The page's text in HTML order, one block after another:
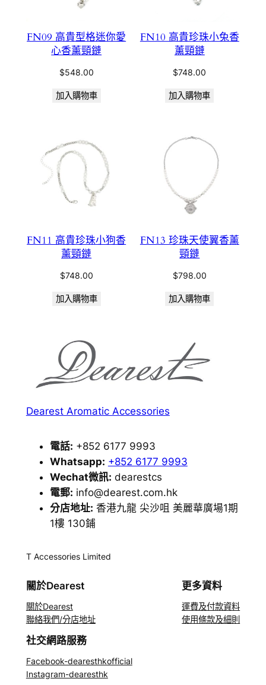
FN09 高貴型格迷你愛
心香薰頸鏈
$548.00
加入購物車
FN10 高貴珍珠小兔香
薰頸鏈
$748.00
加入購物車
FN11 高貴珍珠小狗香
薰頸鏈
$748.00
加入購物車
FN13 珍珠天使翼香薰
頸鏈
$798.00
加入購物車
Dearest Aromatic Accessories
電話: +852 6177 9993
Whatsapp: +852 6177 9993
Wechat微訊: dearestcs
電郵: info@dearest.com.hk
分店地址: 香港九龍 尖沙咀 美麗華廣場1期
1樓 130鋪
T Accessories Limited
關於Dearest
關於Dearest
聯絡我們/分店地址
更多資料
運費及付款資料
使用條款及細則
社交網路服務
Facebook-dearesthkofficial
Instagram-dearesthk